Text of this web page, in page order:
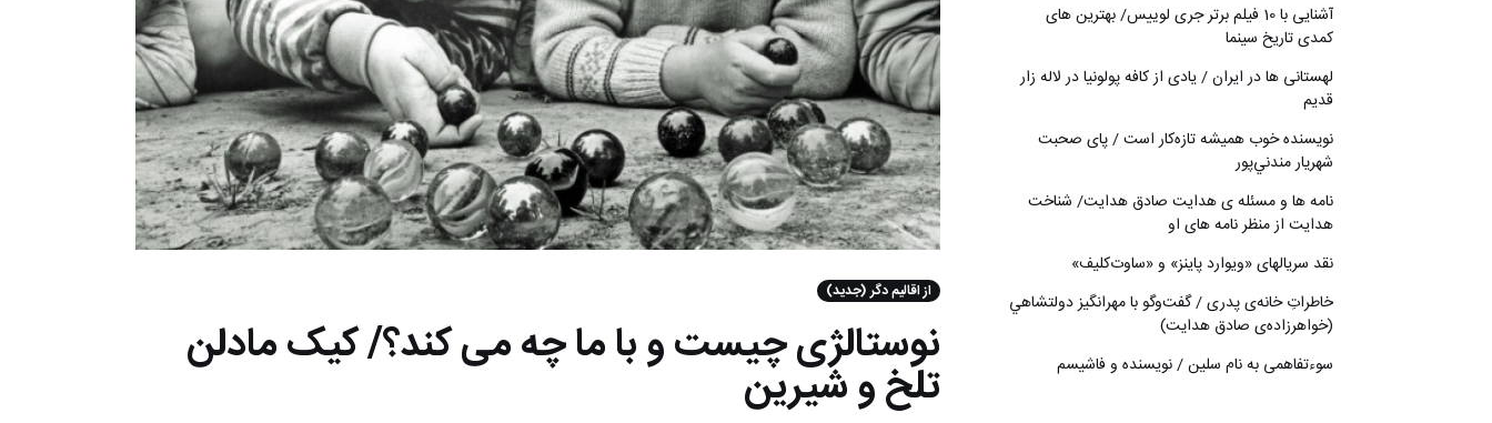
از اقالیم دگر (جدید)
نوستالژی چیست و با ما چه می کند؟/ کیک مادلن
تلخ و شیرین
آشنایی با 10 فیلم برتر جری لوییس/ بهترین های
کمدی تاریخ سینما
لهستانی ها در ایران / یادی از کافه پولونیا در لاله زار
قدیم
نويسنده خوب هميشه تازه‌كار است / پای صحبت
شهريار مندني‌پور
نامه ها و مسئله ی هدایت صادق هدایت/ شناخت
هدایت از منظر نامه های او
نقد سریالهای «ویوارد پاینز» و «ساوت‌کلیف»
خاطراتِ خانه‌ی پدری / گفت‌وگو با مهرانگيز دولتشاهي
(خواهرزاده‌ی صادق هدايت)
سوءتفاهمی به نام سلین / نویسنده و فاشیسم